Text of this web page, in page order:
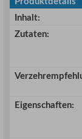
Inhalt:
Zutaten:
Eigenschaften: